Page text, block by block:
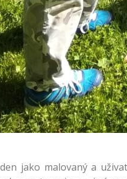
jako malovaný a